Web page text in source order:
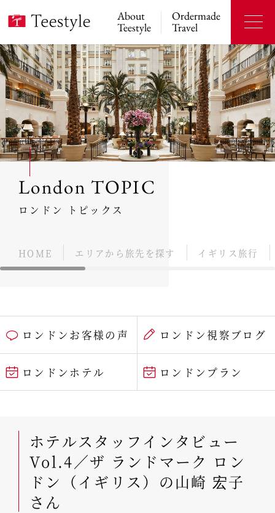
About
Teestyle
Ordermade
Travel
London TOPIC
ロンドン トピックス
HOME エリアから旅先を探す イギリス旅行
ロンドンお客様の声 ロンドン視察ブログ
ロンドンホテル ロンドンプラン
ホテルスタッフインタビュー
Vol.4／ザ ランドマーク ロン
ドン（イギリス）の山崎 宏子
さん